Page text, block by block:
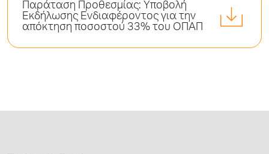
Παράταση Προθεσμίας: Υποβολή
Εκδήλωσης Ενδιαφέροντος για την
απόκτηση ποσοστού 33% του ΟΠΑΠ